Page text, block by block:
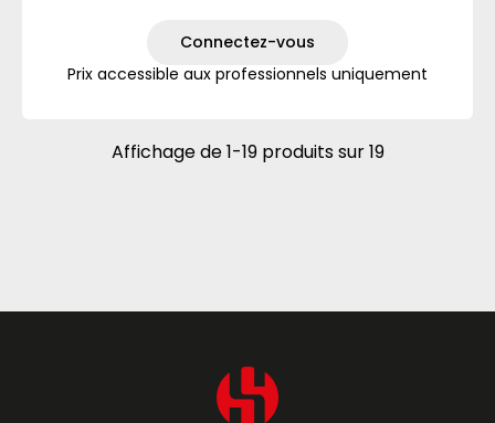
Connectez-vous
Prix accessible aux professionnels uniquement
Affichage de 1-19 produits sur 19